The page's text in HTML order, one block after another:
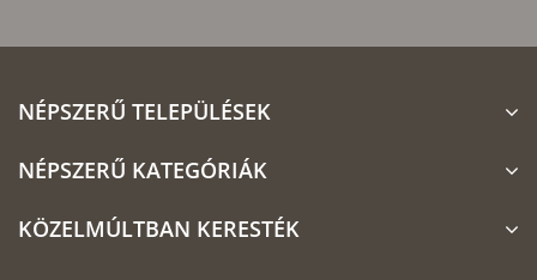
NÉPSZERŰ TELEPÜLÉSEK
NÉPSZERŰ KATEGÓRIÁK
KÖZELMÚLTBAN KERESTÉK